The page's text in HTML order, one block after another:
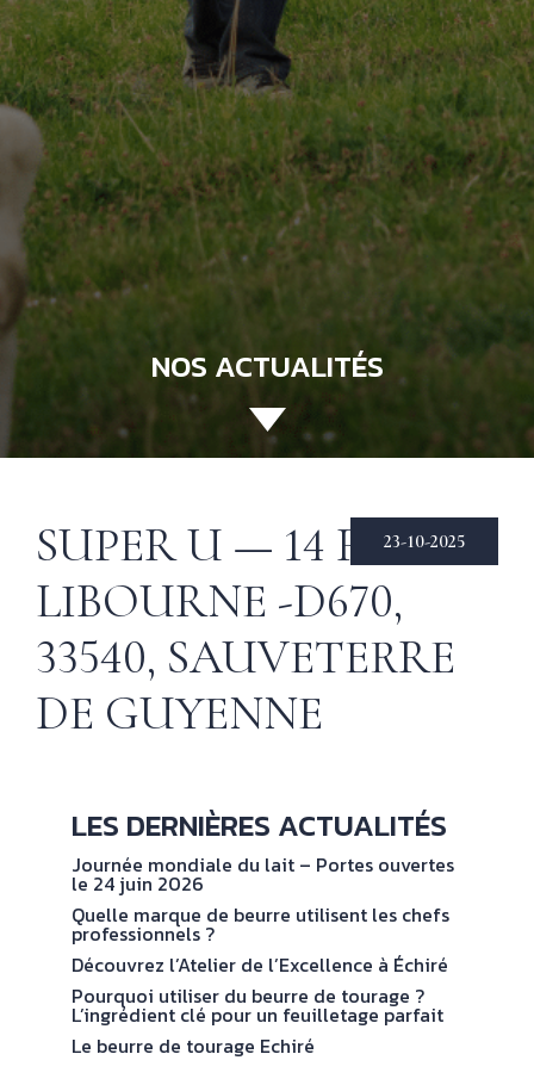
ACCUEIL
ÉCHIRÉ
NOS PRODUITS
D’EXCELLENCE
LE BEURRE
POITOU AOP
NOS
ENGAGEMENTS
ESPACE
PROFESSIONNEL
CONTACT
NOS ACTUALITÉS
23-10-2025
SUPER U — 14 RTE DE
LIBOURNE -D670,
33540, SAUVETERRE
DE GUYENNE
LES DERNIÈRES ACTUALITÉS
Journée mondiale du lait – Portes ouvertes
le 24 juin 2026
Quelle marque de beurre utilisent les chefs
professionnels ?
Découvrez l’Atelier de l’Excellence à Échiré
Pourquoi utiliser du beurre de tourage ?
L’ingrédient clé pour un feuilletage parfait
Le beurre de tourage Echiré